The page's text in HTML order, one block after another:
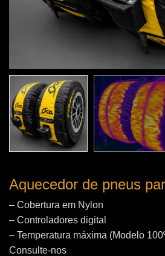
Aquecedor de pneus
– Cobertura em Nylon
– Controladores digital
– Temperatura máxima (Modelo
Consulte-nos